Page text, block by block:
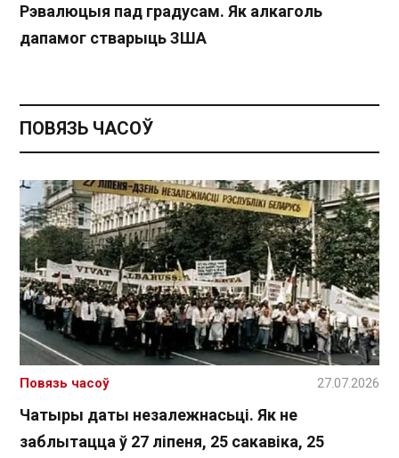
Рэвалюцыя пад градусам. Як алкаголь
дапамог стварыць ЗША
ПОВЯЗЬ ЧАСОЎ
Чатыры даты незалежнасьці. Як не
заблытацца ў 27 ліпеня, 25 сакавіка, 25
Повязь часоў 27.07.2026